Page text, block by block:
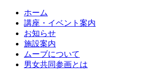
ホーム
講座・イベント案内
お知らせ
施設案内
ムーブについて
男女共同参画とは